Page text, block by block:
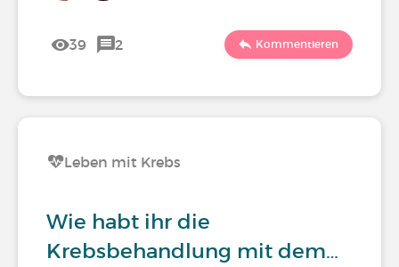
39 2 Kommentieren
Leben mit Krebs
Wie habt ihr die
Krebsbehandlung mit dem…